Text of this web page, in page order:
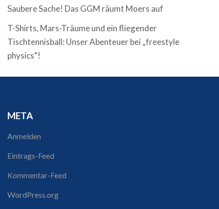
Saubere Sache! Das GGM räumt Moers auf
T-Shirts, Mars-Träume und ein fliegender
Tischtennisball: Unser Abenteuer bei „freestyle
physics“!
META
Anmelden
Eintrags-Feed
Kommentar-Feed
WordPress.org